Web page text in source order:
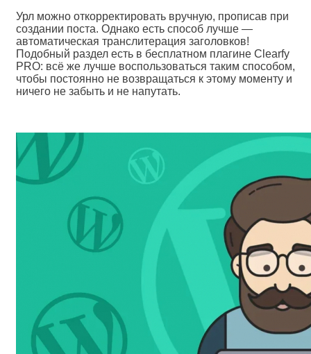
Урл можно откорректировать вручную, прописав при
создании поста. Однако есть способ лучше —
автоматическая транслитерация заголовков!
Подобный раздел есть в бесплатном плагине Clearfy
PRO: всё же лучше воспользоваться таким способом,
чтобы постоянно не возвращаться к этому моменту и
ничего не забыть и не напутать.